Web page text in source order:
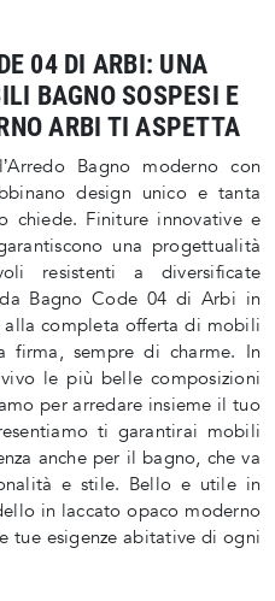
04 DI ARBI: UNA
BAGNO SOSPESI E
ARBI TI ASPETTA
Bagno moderno con
design unico e tanta
chiede. Finiture innovative e
una progettualità
resistenti a diversificate
Bagno Code 04 di Arbi in
completa offerta di mobili
firma, sempre di charme. In
le più belle composizioni
per arredare insieme il tuo
ti garantirai mobili
anche per il bagno, che va
e stile. Bello e utile in
in laccato opaco moderno
tue esigenze abitative di ogni